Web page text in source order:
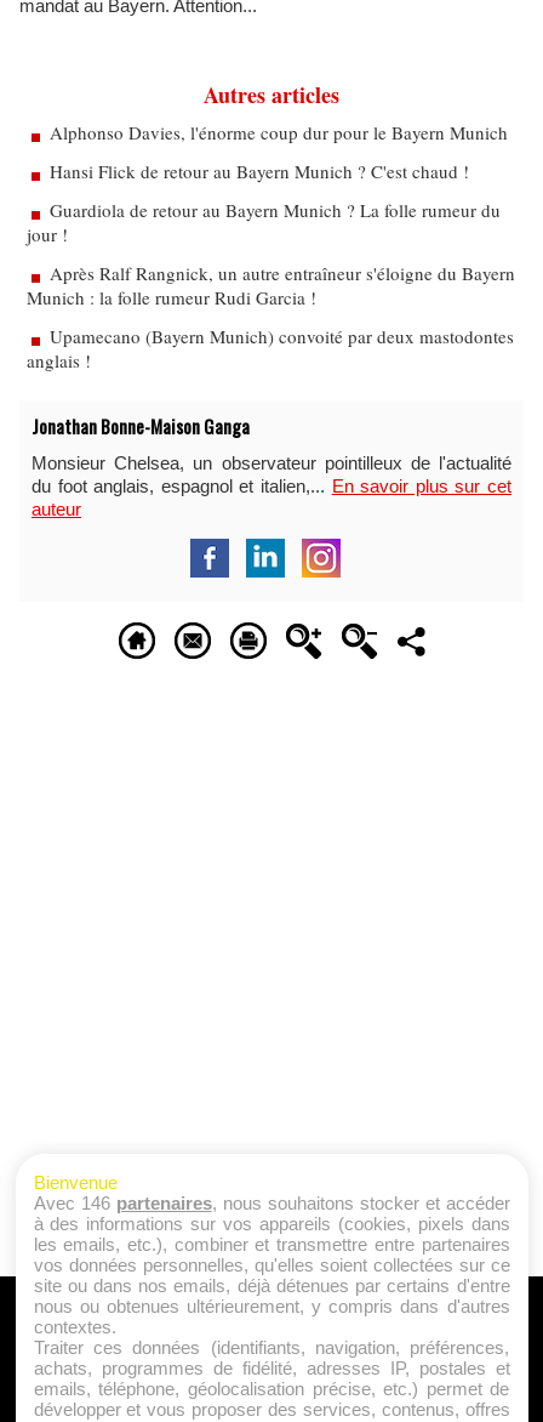
mandat au Bayern. Attention...
Autres articles
Alphonso Davies, l'énorme coup dur pour le Bayern Munich
Hansi Flick de retour au Bayern Munich ? C'est chaud !
Guardiola de retour au Bayern Munich ? La folle rumeur du
jour !
Après Ralf Rangnick, un autre entraîneur s'éloigne du Bayern
Munich : la folle rumeur Rudi Garcia !
Upamecano (Bayern Munich) convoité par deux mastodontes
anglais !
Jonathan Bonne-Maison Ganga
Monsieur Chelsea, un observateur pointilleux de l'actualité
du foot anglais, espagnol et italien,... En savoir plus sur cet
auteur
A PROPOS
Qui sommes nous ?
Mentions Légales
Bienvenue
Avec 146 partenaires, nous souhaitons stocker et accéder
à des informations sur vos appareils (cookies, pixels dans
les emails, etc.), combiner et transmettre entre partenaires
vos données personnelles, qu'elles soient collectées sur ce
site ou dans nos emails, déjà détenues par certains d'entre
nous ou obtenues ultérieurement, y compris dans d'autres
contextes.
Traiter ces données (identifiants, navigation, préférences,
achats, programmes de fidélité, adresses IP, postales et
emails, téléphone, géolocalisation précise, etc.) permet de
développer et vous proposer des services, contenus, offres